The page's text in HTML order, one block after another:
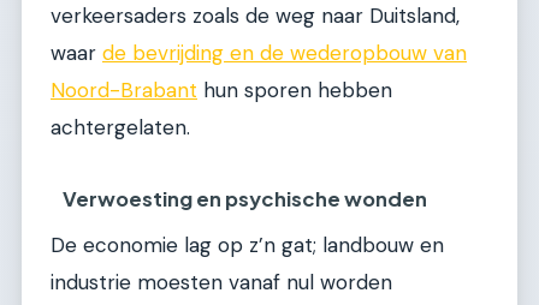
verkeersaders zoals de weg naar Duitsland,
waar de bevrijding en de wederopbouw van
Noord-Brabant hun sporen hebben
achtergelaten.
Verwoesting en psychische wonden
De economie lag op z’n gat; landbouw en
industrie moesten vanaf nul worden